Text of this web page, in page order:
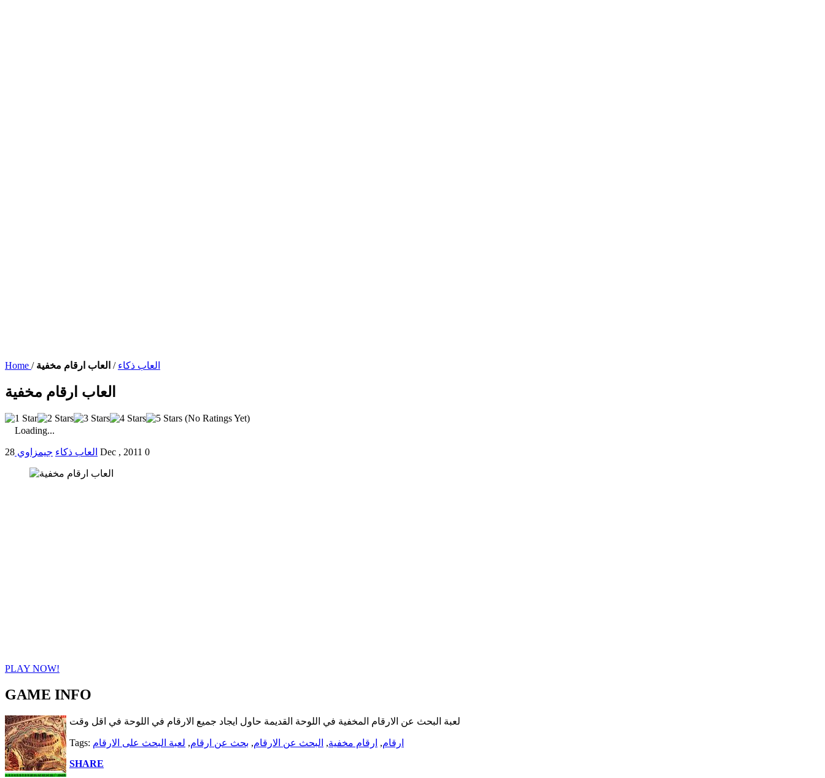
Home / العاب ذكاء / العاب ارقام مخفية
العاب ارقام مخفية
(No Ratings Yet)
Loading...
العاب ذكاء جيمزاوي 28 Dec , 2011 0
PLAY NOW!
GAME INFO
لعبة البحث عن الارقام المخفية في اللوحة القديمة حاول ايجاد جميع الارقام في اللوحة في اقل وقت
Tags: ارقام, ارقام مخفية, البحث عن الارقام, بحث عن ارقام, لعبة البحث على الارقام
SHARE